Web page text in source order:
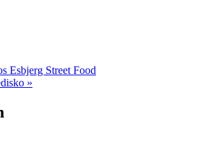
Esbjerg Street Food
»